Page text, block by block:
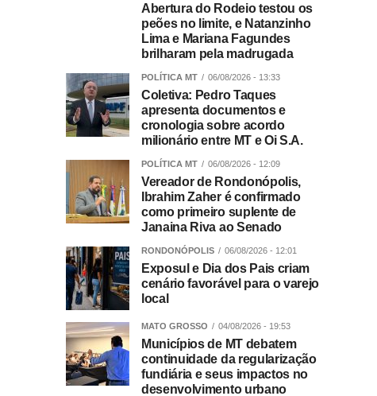
Abertura do Rodeio testou os
peões no limite, e Natanzinho
Lima e Mariana Fagundes
brilharam pela madrugada
POLÍTICA MT 06/08/2026 - 13:33
Coletiva: Pedro Taques
apresenta documentos e
cronologia sobre acordo
milionário entre MT e Oi S.A.
POLÍTICA MT 06/08/2026 - 12:09
Vereador de Rondonópolis,
Ibrahim Zaher é confirmado
como primeiro suplente de
Janaina Riva ao Senado
RONDONÓPOLIS 06/08/2026 - 12:01
Exposul e Dia dos Pais criam
cenário favorável para o varejo
local
MATO GROSSO 04/08/2026 - 19:53
Municípios de MT debatem
continuidade da regularização
fundiária e seus impactos no
desenvolvimento urbano